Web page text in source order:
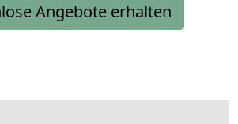
Angebote erhalten